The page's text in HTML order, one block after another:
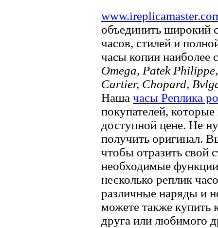
объединить широкий
часов, стилей и
часы копии наиболее
Omega, Patek
Cartier, Chopard,
Наша часы Реплика
покупателей,
доступной цене. Не
получить оригинал.
чтобы отразить свой
необходимые
несколько реплик
различные наряды и
можете также купить
друга или любимого